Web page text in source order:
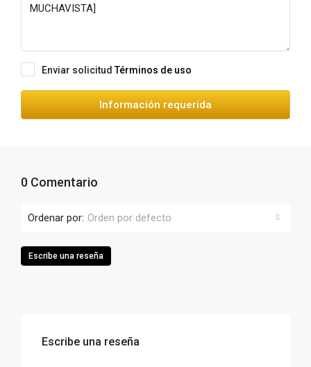
Enviar solicitudTérminos de uso
Información requerida
0 Comentario
Ordenar por: Orden por defecto
Escribe una reseña
Escribe una reseña